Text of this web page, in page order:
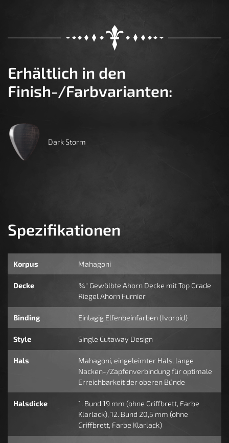
Erhältlich in den
Finish-/Farbvarianten:
Dark Storm
Spezifikationen
Korpus Mahagoni
Decke
¾" Gewölbte Ahorn Decke mit Top Grade
Riegel Ahorn Furnier
Binding Einlagig Elfenbeinfarben (Ivoroid)
Style Single Cutaway Design
Hals
Mahagoni, eingeleimter Hals, lange
Nacken-/Zapfenverbindung für optimale
Erreichbarkeit der oberen Bünde
Halsdicke
1. Bund 19 mm (ohne Griffbrett, Farbe
Klarlack), 12. Bund 20,5 mm (ohne
Griffbrett, Farbe Klarlack)